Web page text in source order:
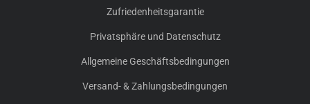
Zufriedenheitsgarantie
Privatsphäre und Datenschutz
Allgemeine Geschäftsbedingungen
Versand- & Zahlungsbedingungen